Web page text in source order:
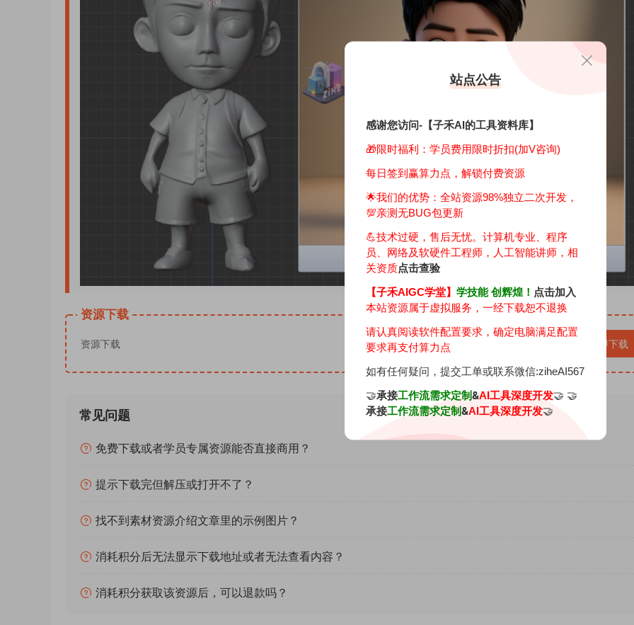
资源下载
资源下载 立即下载
常见问题
免费下载或者学员专属资源能否直接商用？
提示下载完但解压或打开不了？
找不到素材资源介绍文章里的示例图片？
消耗积分后无法显示下载地址或者无法查看内容？
消耗积分获取该资源后，可以退款吗？
站点公告
感谢您访问-【子禾AI的工具资料库】
🎁限时福利：学员费用限时折扣(加V咨询)
每日签到赢算力点，解锁付费资源
🌟我们的优势： 全站资源98%独立二次开发，
💯亲测无BUG包更新
💪技术过硬，售后无忧。计算机专业、程序
员、网络及软硬件工程师，人工智能讲师，相
关资质点击查验
【子禾AIGC学堂】 学技能 创辉煌！ 点击加入
本站资源属于虚拟服务，一经下载恕不退换
请认真阅读软件配置要求，确定电脑满足配置
要求再支付算力点
如有任何疑问，提交工单或联系微信:ziheAI567
🤝承接工作流需求定制&AI工具深度开发🤝 🤝
承接工作流需求定制&AI工具深度开发🤝